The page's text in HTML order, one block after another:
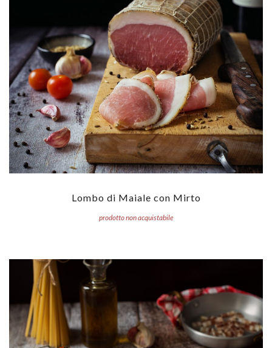
Lombo di Maiale con Mirto
prodotto non acquistabile